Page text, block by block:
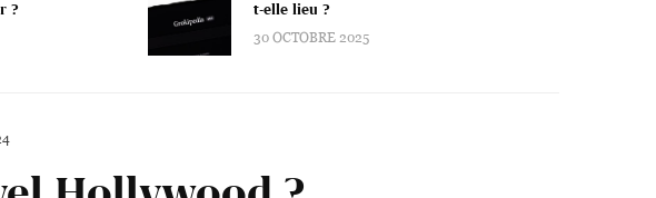
?
t-elle lieu ?
30 OCTOBRE 2025